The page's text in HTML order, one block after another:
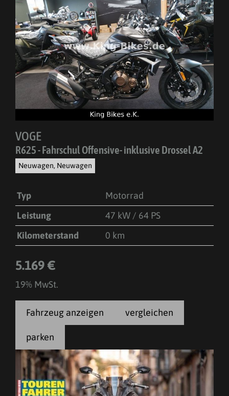
VOGE
R625 - Fahrschul Offensive- inklusive Drossel A2
Neuwagen, Neuwagen
Typ
Motorrad
Leistung
47 kW / 64 PS
Kilometerstand
0 km
5.169 €
19% MwSt.
Fahrzeug anzeigen vergleichen
parken